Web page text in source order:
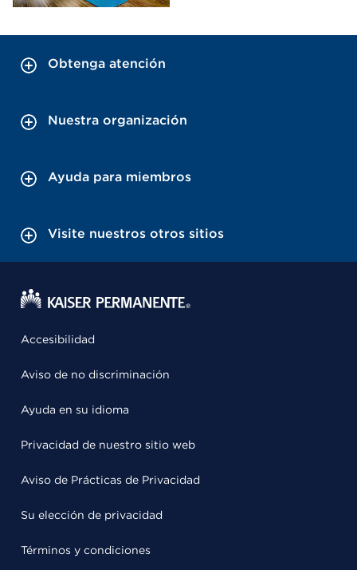
Obtenga atención
Nuestra organización
Ayuda para miembros
Visite nuestros otros sitios
Accesibilidad
Aviso de no discriminación
Ayuda en su idioma
Privacidad de nuestro sitio web
Aviso de Prácticas de Privacidad
Su elección de privacidad
Términos y condiciones